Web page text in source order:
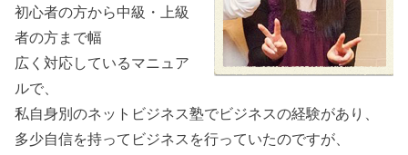
初心者の方から中級・上級
者の方まで幅
広く対応しているマニュア
ルで、
私自身別のネットビジネス塾でビジネスの経験があり、
多少自信を持ってビジネスを行っていたのですが、